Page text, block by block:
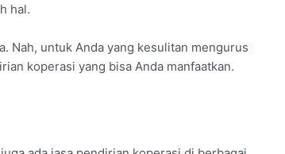
hal.
Nah, untuk Anda yang kesulitan mengurus
koperasi yang bisa Anda manfaatkan.